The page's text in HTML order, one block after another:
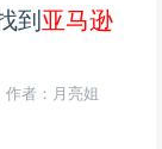
到亚马逊
作者：月亮姐